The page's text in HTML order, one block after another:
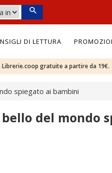
DI LETTURA
gratuite a partire da 19€.
spiegato ai bambini
del mondo